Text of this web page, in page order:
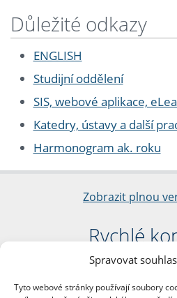
Spravovat
Tyto webové stránky používají soubory
Důležité odkazy
ENGLISH
Studijní oddělení
SIS, webové aplikace,
Katedry, ústavy a další
Harmonogram ak. roku
Zobrazit plnou
Rychlé
Filozofická
nám. Jana